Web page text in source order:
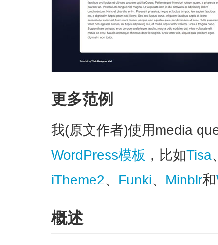
更多范例
我(原文作者)使用media
WordPress模板 ，比如Tisa
iTheme2、 Funki、 Minblr和
概述